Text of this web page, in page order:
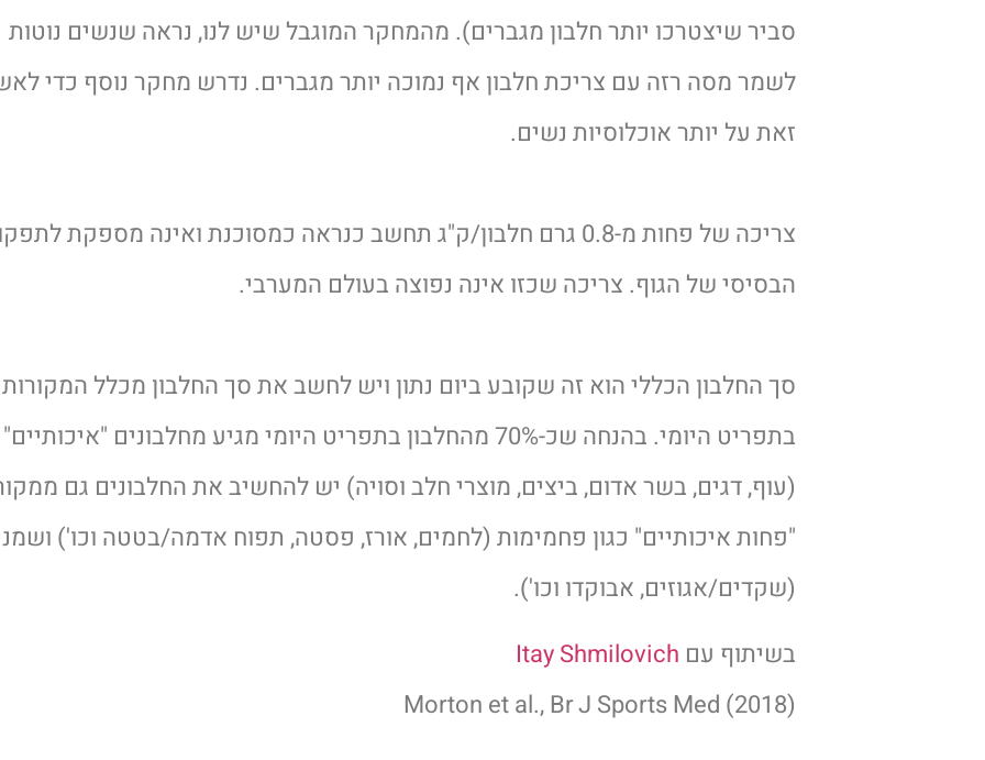
סביר שיצטרכו יותר חלבון מגברים). מהמחקר המוגבל שיש לנו, נראה שנשים נוטות
לשמר מסה רזה עם צריכת חלבון אף נמוכה יותר מגברים. נדרש מחקר נוסף כדי
זאת על יותר אוכלוסיות נשים.
צריכה של פחות מ-0.8 גרם חלבון/ק"ג תחשב כנראה כמסוכנת ואינה מספקת
הבסיסי של הגוף. צריכה שכזו אינה נפוצה בעולם המערבי.
סך החלבון הכללי הוא זה שקובע ביום נתון ויש לחשב את סך החלבון מכלל המקורות
בתפריט היומי. בהנחה שכ-70% מהחלבון בתפריט היומי מגיע מחלבונים "איכותיים"
(עוף, דגים, בשר אדום, ביצים, מוצרי חלב וסויה) יש להחשיב את החלבונים גם
"פחות איכותיים" כגון פחמימות (לחמים, אורז, פסטה, תפוח אדמה/בטטה וכו')
(שקדים/אגוזים, אבוקדו וכו').
בשיתוף עם Itay Shmilovich
Morton et al., Br J Sports Med (2018)